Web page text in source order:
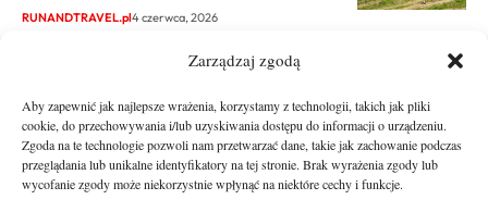
Zarządzaj zgodą
Aby zapewnić jak najlepsze wrażenia, korzystamy z technologii, takich jak pliki
cookie, do przechowywania i/lub uzyskiwania dostępu do informacji o urządzeniu.
Zgoda na te technologie pozwoli nam przetwarzać dane, takie jak zachowanie podczas
przeglądania lub unikalne identyfikatory na tej stronie. Brak wyrażenia zgody lub
wycofanie zgody może niekorzystnie wpłynąć na niektóre cechy i funkcje.
RUNANDTRAVEL.pl4 czerwca, 2026